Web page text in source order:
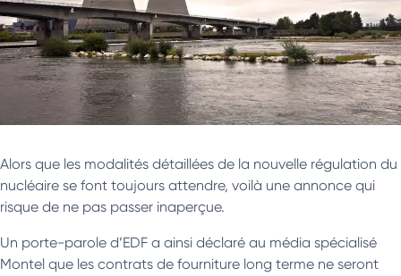
Alors que les modalités détaillées de la nouvelle régulation du
nucléaire se font toujours attendre, voilà une annonce qui
risque de ne pas passer inaperçue.
Un porte-parole d’EDF a ainsi déclaré au média spécialisé
Montel que les contrats de fourniture long terme ne seront